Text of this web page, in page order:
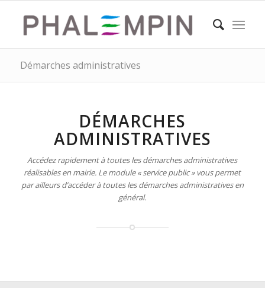
Démarches administratives
DÉMARCHES
ADMINISTRATIVES
Accédez rapidement à toutes les démarches administratives
réalisables en mairie. Le module « service public » vous permet
par ailleurs d’accéder à toutes les démarches administratives en
général.